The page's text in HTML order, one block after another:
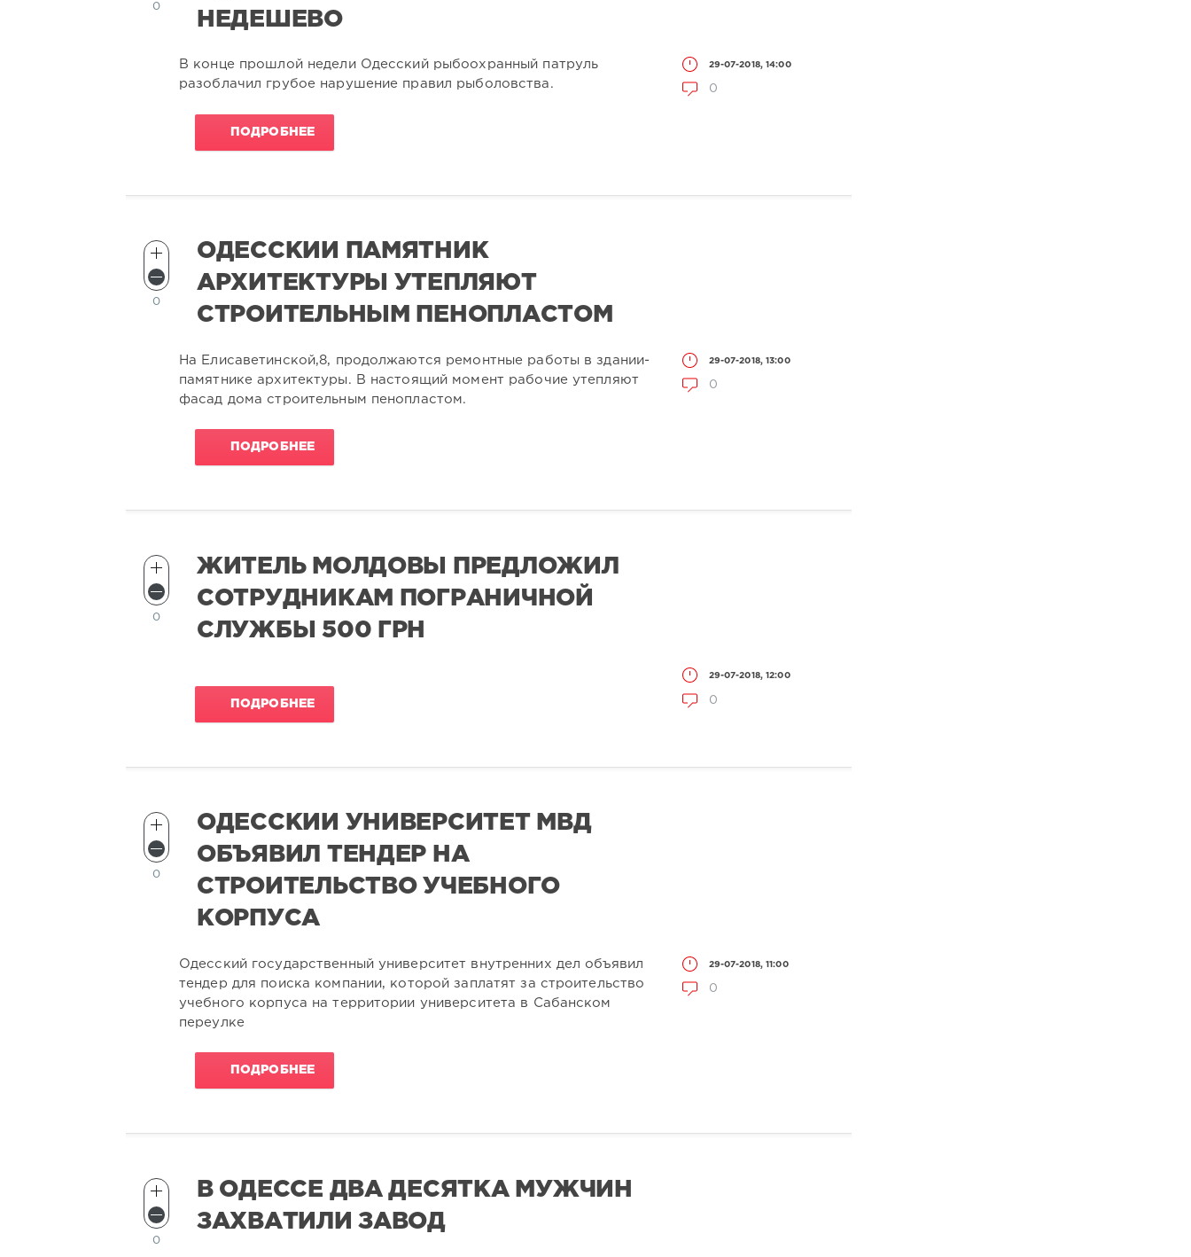
НЕДЕШЕВО
29-07-2018, 14:00
0
0
В конце прошлой недели Одесский рыбоохранный патруль
разоблачил грубое нарушение правил рыболовства.
ПОДРОБНЕЕ
ОДЕССКИЙ ПАМЯТНИК
АРХИТЕКТУРЫ УТЕПЛЯЮТ
СТРОИТЕЛЬНЫМ ПЕНОПЛАСТОМ
29-07-2018, 13:00
0
0
На Елисаветинской,8, продолжаются ремонтные работы в здании-
памятнике архитектуры. В настоящий момент рабочие утепляют
фасад дома строительным пенопластом.
ПОДРОБНЕЕ
ЖИТЕЛЬ МОЛДОВЫ ПРЕДЛОЖИЛ
СОТРУДНИКАМ ПОГРАНИЧНОЙ
СЛУЖБЫ 500 ГРН
29-07-2018, 12:00
0
0
ПОДРОБНЕЕ
ОДЕССКИЙ УНИВЕРСИТЕТ МВД
ОБЪЯВИЛ ТЕНДЕР НА
СТРОИТЕЛЬСТВО УЧЕБНОГО
КОРПУСА
29-07-2018, 11:00
0
0
Одесский государственный университет внутренних дел объявил
тендер для поиска компании, которой заплатят за строительство
учебного корпуса на территории университета в Сабанском
переулке
ПОДРОБНЕЕ
В ОДЕССЕ ДВА ДЕСЯТКА МУЖЧИН
ЗАХВАТИЛИ ЗАВОД
0